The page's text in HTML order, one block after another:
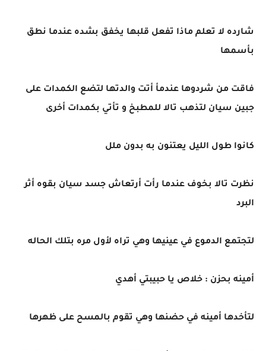
شارده لا تعلم ماذا تفعل قلبها يخفق بشده عندما نطق
بأسمها
فاقت من شردوها عندمأ أتت والدتها لتضع الكمدات على
جبين سيان لتذهب تالا للمطبخ و تأتي بكمدات أخرى
كانوا طول الليل يعتنون به بدون ملل
نظرت تالا بخوف عندما رأت أرتعاش جسد سيان بقوه أثر
البرد
لتجتمع الدموع في عينيها وهي تراه لأول مره بتلك الحاله
أمينه بحزن : خلاص يا حبيبتي أهدي
لتأخدها أمينه في حضنها وهي تقوم بالمسح على ظهرها